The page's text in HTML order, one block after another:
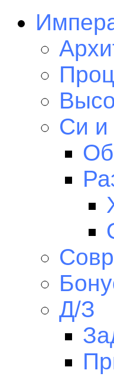
Си и
Д/З